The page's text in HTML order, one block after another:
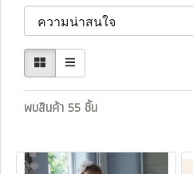
พบสินค้า 55 ชิ้น